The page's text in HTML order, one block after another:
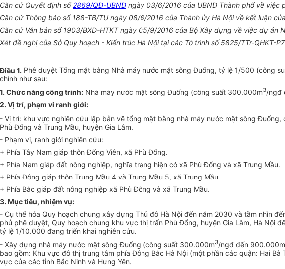
Căn cứ Quyết định số2869/QĐ-UBND ngày 03/6/2016 của UBND Thành phố về
Căn cứ Thông báo số 188-TB/TU ngày 08/6/2016 của Thành ủy Hà Nội về kết luận
Căn cứ Văn bản số 1903/BXD-HTKT ngày 05/9/2016 của Bộ Xây dựng về việc dự án
Xét đề nghị của Sở Quy hoạch - Kiến trúc Hà Nội tại các Tờ trình số 5825/TTr-QHKT-
Điều 1. Phê duyệt Tổng mặt bằng Nhà máy nước mặt sông Đuống, tỷ lệ 1/500 (công
chính như sau:
1. Chức năng công trình: Nhà máy nước mặt sông Đuống (công suất 300.000m3/ngđ
2. Vị trí, phạm vi ranh giới:
- Vị trí: khu vực nghiên cứu lập bản vẽ tổng mặt bằng nhà máy nước mặt sông Đuống,
Phù Đổng và Trung Mầu, huyện Gia Lâm.
- Phạm vi, ranh giới nghiên cứu:
+ Phía Tây Nam giáp thôn Đổng Viên, xã Phù Đổng.
+ Phía Nam giáp đất nông nghiệp, nghĩa trang hiện có xã Phù Đổng và xã Trung Mầu.
+ Phía Đông giáp thôn Trung Mầu 4 và Trung Mầu 5, xã Trung Mầu.
+ Phía Bắc giáp đất nông nghiệp xã Phù Đổng và xã Trung Mầu.
3. Mục tiêu, nhiệm vụ:
- Cụ thể hóa Quy hoạch chung xây dựng Thủ đô Hà Nội đến năm 2030 và tầm nhìn
phủ phê duyệt, Quy hoạch chung khu vực thị trấn Phù Đổng, huyện Gia Lâm, Hà Nội
tỷ lệ 1/10.000 đang triển khai nghiên cứu.
- Xây dựng nhà máy nước mặt sông Đuống (công suất 300.000m3/ngđ đến 900.000m
bao gồm: Khu vực đô thị trung tâm phía Đông Bắc Hà Nội (một phần các quận: Hai
vực của các tỉnh Bắc Ninh và Hưng Yên.